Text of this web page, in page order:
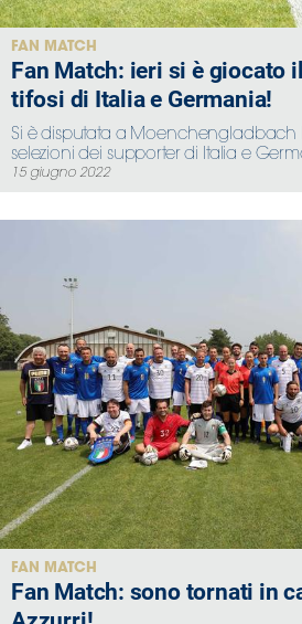
FAN MATCH
Fan Match: ieri si è giocato
tifosi di Italia e Germania!
Si è disputata a Moenchengladbach
selezioni dei supporter di Italia e
15 giugno 2022
FAN MATCH
Fan Match: sono tornati in